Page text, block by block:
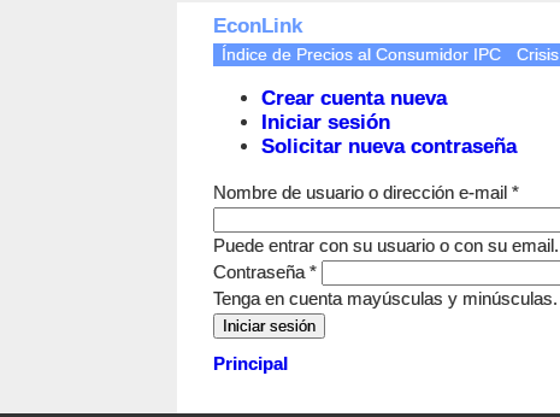
EconLink
Crear cuenta nueva
Iniciar sesión
Solicitar nueva contraseña
Índice de Precios al Consumidor IPC Crisis
Nombre de usuario o dirección e-mail *
Puede entrar con su usuario o con su email.
Contraseña *
Tenga en cuenta mayúsculas y minúsculas.
Principal